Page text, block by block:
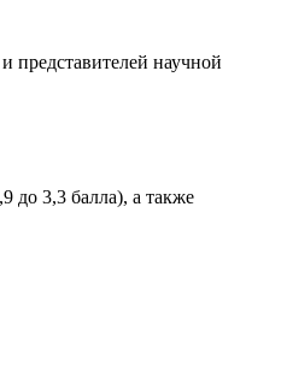
представителей научной
до 3,3 балла), а также